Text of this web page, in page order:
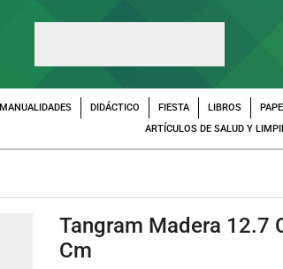
MANUALIDADES DIDÁCTICO FIESTA LIBROS
ARTÍCULOS DE SALUD Y
Tangram Madera 12.7
Cm